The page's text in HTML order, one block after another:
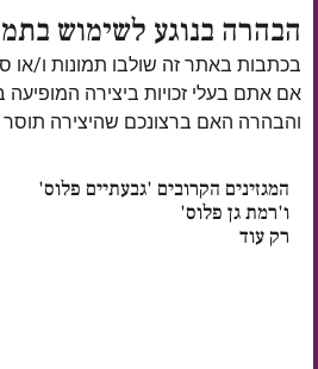
הבהרה בנוגע לשימוש
בכתבות באתר זה שולבו תמונות ו/או סרטונים בהתאם לסעיף
אם אתם בעלי זכויות ביצירה
והבהרה האם ברצונכם שהיצירה
המגזינים הקרובים 'גבעתיים פלוס'
ו'רמת גן פלוס'
רק עוד